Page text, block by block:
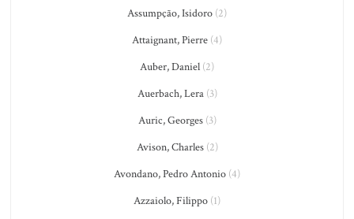
Assumpção, Isidoro (2)
Attaignant, Pierre (4)
Auber, Daniel (2)
Auerbach, Lera(3)
Auric, Georges(3)
Avison, Charles(2)
Avondano, Pedro Antonio (4)
Azzaiolo, Filippo (1)